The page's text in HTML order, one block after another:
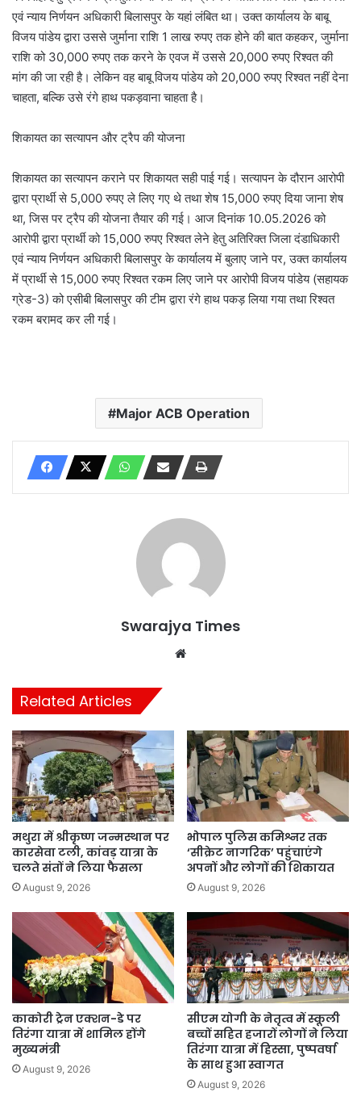
एवं न्याय निर्णयन अधिकारी बिलासपुर के यहां लंबित था। उक्त कार्यालय के बाबू
विजय पांडेय द्वारा उससे जुर्माना राशि 1 लाख रुपए तक होने की बात कहकर, जुर्माना
राशि को 30,000 रुपए तक करने के एवज में उससे 20,000 रुपए रिश्वत की
मांग की जा रही है। लेकिन वह बाबू विजय पांडेय को 20,000 रुपए रिश्वत नहीं देना
चाहता, बल्कि उसे रंगे हाथ पकड़वाना चाहता है।
शिकायत का सत्यापन और ट्रैप की योजना
शिकायत का सत्यापन कराने पर शिकायत सही पाई गई। सत्यापन के दौरान आरोपी
द्वारा प्रार्थी से 5,000 रुपए ले लिए गए थे तथा शेष 15,000 रुपए दिया जाना शेष
था, जिस पर ट्रैप की योजना तैयार की गई। आज दिनांक 10.05.2026 को
आरोपी द्वारा प्रार्थी को 15,000 रुपए रिश्वत लेने हेतु अतिरिक्त जिला दंडाधिकारी
एवं न्याय निर्णयन अधिकारी बिलासपुर के कार्यालय में बुलाए जाने पर, उक्त कार्यालय
में प्रार्थी से 15,000 रुपए रिश्वत रकम लिए जाने पर आरोपी विजय पांडेय (सहायक
ग्रेड-3) को एसीबी बिलासपुर की टीम द्वारा रंगे हाथ पकड़ लिया गया तथा रिश्वत
रकम बरामद कर ली गई।
Major ACB Operation
Swarajya Times
Related Articles
मथुरा में श्रीकृष्ण जन्मस्थान पर
कारसेवा टली, कांवड़ यात्रा के
चलते संतों ने लिया फैसला
August 9, 2026
भोपाल पुलिस कमिश्नर तक
‘सीक्रेट नागरिक’ पहुंचाएंगे
अपनों और लोगों की शिकायत
August 9, 2026
काकोरी ट्रेन एक्शन-डे पर
तिरंगा यात्रा में शामिल होंगे
मुख्यमंत्री
August 9, 2026
सीएम योगी के नेतृत्व में स्कूली
बच्चों सहित हजारों लोगों ने लिया
तिरंगा यात्रा में हिस्सा, पुष्पवर्षा
के साथ हुआ स्वागत
August 9, 2026